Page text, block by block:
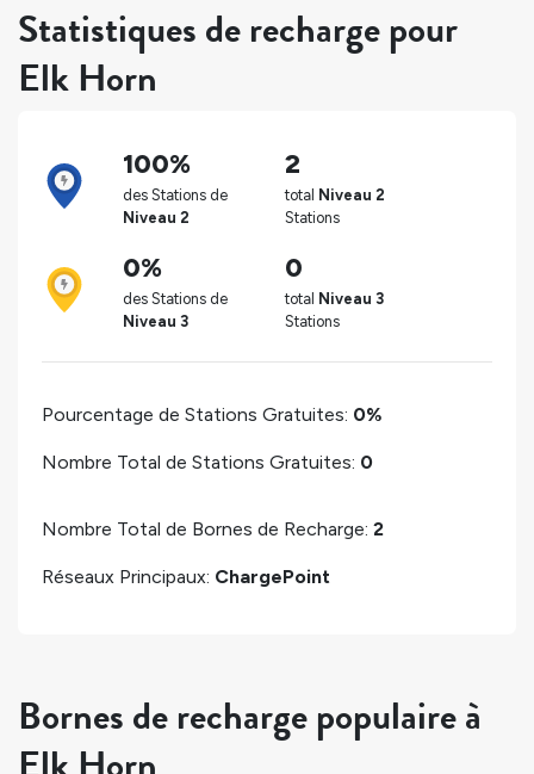
Statistiques de recharge pour
Elk Horn
100%
des Stations de
Niveau 2
2
total Niveau 2
Stations
0%
des Stations de
Niveau 3
0
total Niveau 3
Stations
Pourcentage de Stations Gratuites: 0%
Nombre Total de Stations Gratuites: 0
Nombre Total de Bornes de Recharge: 2
Réseaux Principaux: ChargePoint
Bornes de recharge populaire à